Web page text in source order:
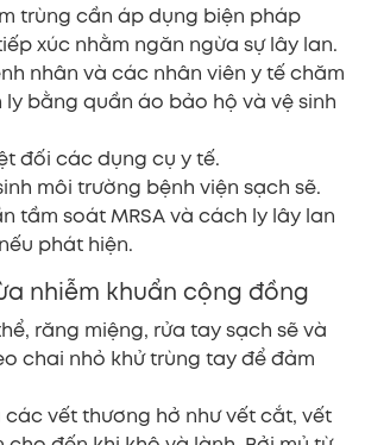
trùng cần áp dụng biện pháp
xúc nhằm ngăn ngừa sự lây lan.
nhân và các nhân viên y tế chăm
bằng quần áo bảo hộ và vệ sinh
đối các dụng cụ y tế.
môi trường bệnh viện sạch sẽ.
tầm soát MRSA và cách ly lây lan
phát hiện.
nhiễm khuẩn cộng đồng
răng miệng, rửa tay sạch sẽ và
chai nhỏ khử trùng tay để đảm
các vết thương hở như vết cắt, vết